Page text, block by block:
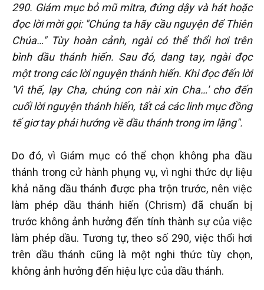
290. Giám mục bỏ mũ mitra, đứng dậy và hát hoặc
đọc lời mời gọi: "Chúng ta hãy cầu nguyện để Thiên
Chúa…" Tùy hoàn cảnh, ngài có thể thổi hơi trên
bình dầu thánh hiến. Sau đó, dang tay, ngài đọc
một trong các lời nguyện thánh hiến. Khi đọc đến lời
'Vì thế, lạy Cha, chúng con nài xin Cha…' cho đến
cuối lời nguyện thánh hiến, tất cả các linh mục đồng
tế giơ tay phải hướng về dầu thánh trong im lặng".
Do đó, vì Giám mục có thể chọn không pha dầu
thánh trong cử hành phụng vụ, vì nghi thức dự liệu
khả năng dầu thánh được pha trộn trước, nên việc
làm phép dầu thánh hiến (Chrism) đã chuẩn bị
trước không ảnh hưởng đến tính thành sự của việc
làm phép dầu. Tương tự, theo số 290, việc thổi hơi
trên dầu thánh cũng là một nghi thức tùy chọn,
không ảnh hưởng đến hiệu lực của dầu thánh.